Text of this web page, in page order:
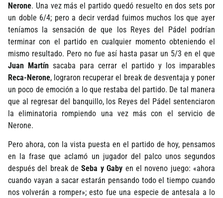
Nerone. Una vez más el partido quedó resuelto en dos sets por
un doble 6/4; pero a decir verdad fuimos muchos los que ayer
tení­amos la sensación de que los Reyes del Pádel podrí­an
terminar con el partido en cualquier momento obteniendo el
mismo resultado. Pero no fue así­ hasta pasar un 5/3 en el que
Juan Martí­n sacaba para cerrar el partido y los imparables
Reca-Nerone, lograron recuperar el break de desventaja y poner
un poco de emoción a lo que restaba del partido. De tal manera
que al regresar del banquillo, los Reyes del Pádel sentenciaron
la eliminatoria rompiendo una vez más con el servicio de
Nerone.
Pero ahora, con la vista puesta en el partido de hoy, pensamos
en la frase que aclamó un jugador del palco unos segundos
después del break de Seba y Gaby en el noveno juego: «ahora
cuando vayan a sacar estarán pensando todo el tiempo cuando
nos volverán a romper»; esto fue una especie de antesala a lo